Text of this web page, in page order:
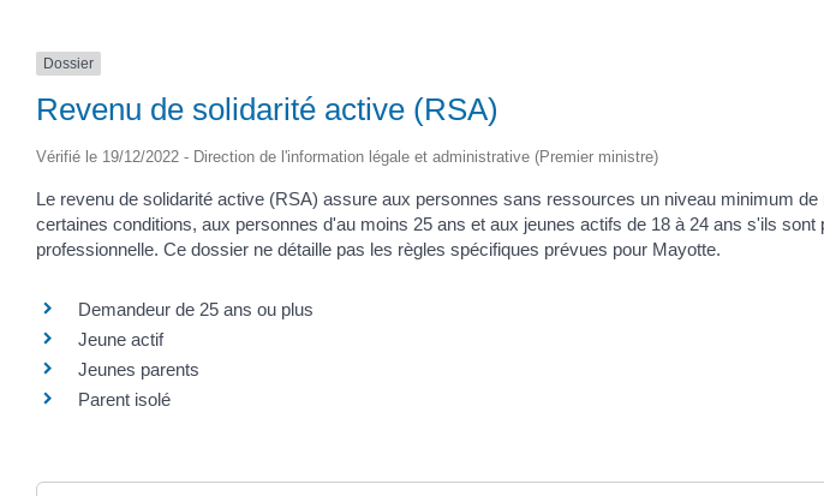
Dossier
Revenu de solidarité active (RSA)
Vérifié le 19/12/2022 - Direction de l'information légale et administrative (Premier ministre)
Le revenu de solidarité active (RSA) assure aux personnes sans ressources un niveau minimum
certaines conditions, aux personnes d'au moins 25 ans et aux jeunes actifs de 18 à 24 ans s'ils sont
professionnelle. Ce dossier ne détaille pas les règles spécifiques prévues pour Mayotte.
Demandeur de 25 ans ou plus
Jeune actif
Jeunes parents
Parent isolé